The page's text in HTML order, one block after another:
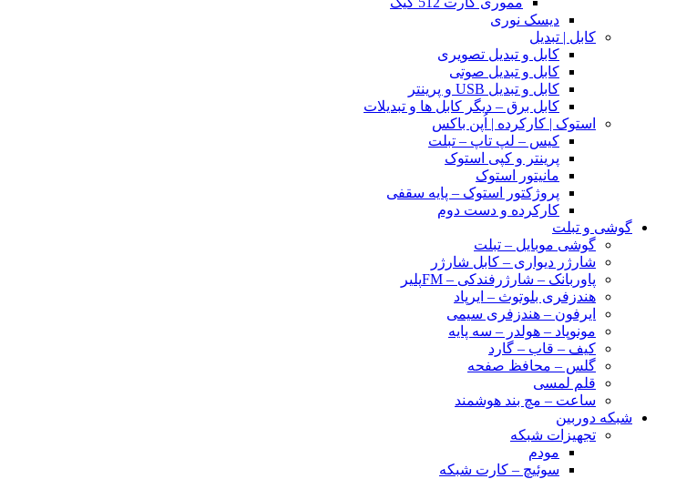
دیسک نوری
کابل | تبدیل
کابل و تبدیل تصویری
کابل و تبدیل صوتی
کابل و تبدیل USB و پرینتر
کابل برق – دیگر کابل ها و تبدیلات
استوک | کارکرده | اُپن باکس
کیس – لپ تاپ – تبلت
پرینتر و کپی استوک
مانیتور استوک
پروژکتور استوک – پایه سقفی
کارکرده و دست دوم
گوشی و تبلت
گوشی موبایل – تبلت
شارژر دیواری – کابل شارژر
پاوربانک – شارژرفندکی – FMپلیر
هندزفری بلوتوث – ایرپاد
ایرفون – هندزفری سیمی
مونوپاد – هولدر – سه پایه
کیف – قاب – گارد
گلس – محافظ صفحه
قلم لمسی
ساعت – مچ بند هوشمند
شبکه دوربین
تجهیزات شبکه
مودم
سوئیچ – کارت شبکه